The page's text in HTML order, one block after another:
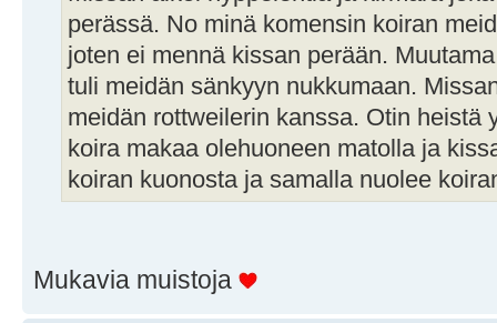
perässä. No minä komensin koiran
joten ei mennä kissan perään.
tuli meidän sänkyyn nukkumaan.
meidän rottweilerin kanssa. Otin heistä
koira makaa olehuoneen matolla ja
koiran kuonosta ja samalla nuolee
Mukavia muistoja